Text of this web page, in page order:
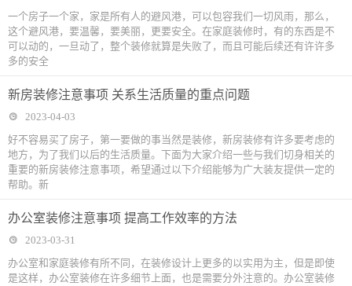
一个房子一个家，家是所有人的避风港，可以包容我们一切风雨，那么，
这个避风港，要温馨，要美丽，更要安全。在家庭装修时，有的东西是不
可以动的，一旦动了，整个装修就算是失败了，而且可能后续还有许许多
多的安全
新房装修注意事项 关系生活质量的重点问题
2023-04-03
好不容易买了房子，第一要做的事当然是装修，新房装修有许多要考虑的
地方，为了我们以后的生活质量。下面为大家介绍一些与我们切身相关的
重要的新房装修注意事项，希望通过以下介绍能够为广大装友提供一定的
帮助。新
办公室装修注意事项 提高工作效率的方法
2023-03-31
办公室和家庭装修有所不同，在装修设计上更多的以实用为主，但是即使
是这样，办公室装修在许多细节上面，也是需要分外注意的。办公室装修